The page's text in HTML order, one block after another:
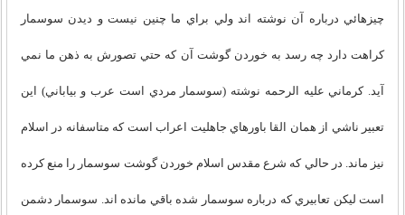
چيزهائي درباره آن نوشته اند ولي براي ما چنين نيست و ديدن سوسمار
کراهت دارد چه رسد به خوردن گوشت آن که حتي تصورش به ذهن ما نمي
آيد. کرماني عليه الرحمه نوشته (سوسمار مردي است عرب و بياباني) اين
تعبير ناشي از همان القا باورهاي جاهليت اعراب است که متاسفانه در اسلام
نيز ماند. در حالي که شرع مقدس اسلام خوردن گوشت سوسمار را منع کرده
است ليکن تعابيري که درباره سوسمار شده باقي مانده اند. سوسمار دشمن